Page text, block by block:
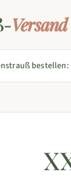
Versand